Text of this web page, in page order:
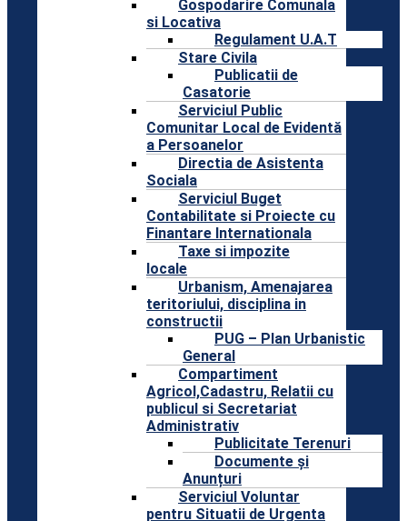
Gospodarire Comunala
si Locativa
Regulament U.A.T
Stare Civila
Publicatii de
Casatorie
Serviciul Public
Comunitar Local de Evidentă
a Persoanelor
Directia de Asistenta
Sociala
Serviciul Buget
Contabilitate si Proiecte cu
Finantare Internationala
Taxe si impozite
locale
Urbanism, Amenajarea
teritoriului, disciplina in
constructii
PUG – Plan Urbanistic
General
Compartiment
Agricol,Cadastru, Relatii cu
publicul si Secretariat
Administrativ
Publicitate Terenuri
Documente și
Anunțuri
Serviciul Voluntar
pentru Situatii de Urgenta